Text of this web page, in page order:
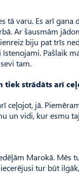
tā varu. Es arī
Ar šausmām
biju pat trīs
Pašlaik
tam.
tiek strādāts arī
ceļojot, jā.
un vidi, kur esmu
Marokā.
tur būt